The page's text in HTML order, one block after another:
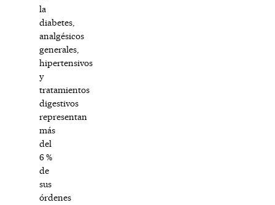
la
diabetes,
analgésicos
generales,
hipertensivos
y
tratamientos
digestivos
representan
más
del
6 %
de
sus
órdenes